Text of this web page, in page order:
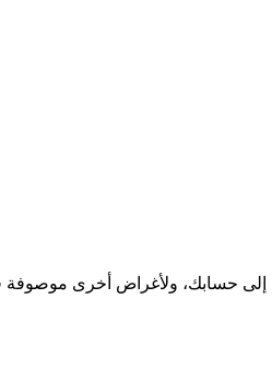
إلى حسابك، ولأغراض أخرى